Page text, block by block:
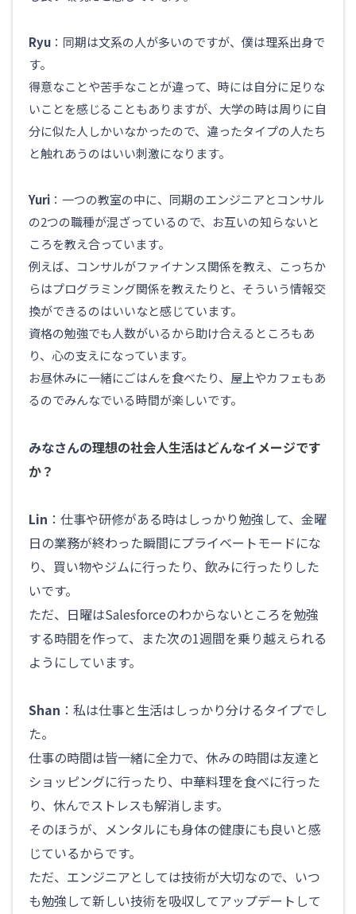
Ryu ：同期は文系の人が多いのですが、僕は理系出身で
す。
得意なことや苦手なことが違って、時には自分に足りな
いことを感じることもありますが、大学の時は周りに自
分に似た人しかいなかったので、違ったタイプの人たち
と触れあうのはいい刺激になります。
Yuri ：一つの教室の中に、同期のエンジニアとコンサル
の2つの職種が混ざっているので、お互いの知らないと
ころを教え合っています。
例えば、コンサルがファイナンス関係を教え、こっちか
らはプログラミング関係を教えたりと、そういう情報交
換ができるのはいいなと感じています。
資格の勉強でも人数がいるから助け合えるところもあ
り、心の支えになっています。
お昼休みに一緒にごはんを食べたり、屋上やカフェもあ
るのでみんなでいる時間が楽しいです。
みなさんの理想の社会人生活はどんなイメージです
か？
Lin ：仕事や研修がある時はしっかり勉強して、金曜
日の業務が終わった瞬間にプライベートモードにな
り、買い物やジムに行ったり、飲みに行ったりした
いです。
ただ、日曜はSalesforceのわからないところを勉強
する時間を作って、また次の1週間を乗り越えられる
ようにしています。
Shan ：私は仕事と生活はしっかり分けるタイプでし
た。
仕事の時間は皆一緒に全力で、休みの時間は友達と
ショッピングに行ったり、中華料理を食べに行った
り、休んでストレスも解消します。
そのほうが、メンタルにも身体の健康にも良いと感
じているからです。
ただ、エンジニアとしては技術が大切なので、いつ
も勉強して新しい技術を吸収してアップデートして